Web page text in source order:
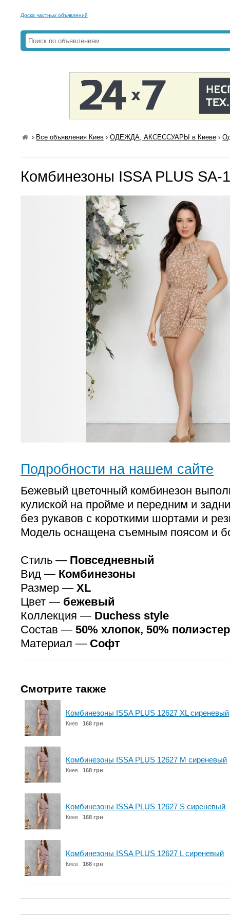
Доска частных объявлений
› Все объявления Киев ›ОДЕЖДА, АКСЕССУАРЫ в Киеве ›
Комбинезоны ISSA PLUS SA-
Подробности на нашем сайте
Бежевый цветочный комбинезон
кулиской на пройме и передним и
без рукавов с короткими шортами и
Модель оснащена съемным поясом и
Стиль — Повседневный
Вид — Комбинезоны
Размер — XL
Цвет — бежевый
Коллекция — Duchess style
Состав — 50% хлопок, 50% полиэстер
Материал — Софт
Смотрите также
Комбинезоны ISSA PLUS 12627 XL сиреневый
Киев 168 грн
Комбинезоны ISSA PLUS 12627 M сиреневый
Киев 168 грн
Комбинезоны ISSA PLUS 12627 S сиреневый
Киев 168 грн
Комбинезоны ISSA PLUS 12627 L сиреневый
Киев 168 грн